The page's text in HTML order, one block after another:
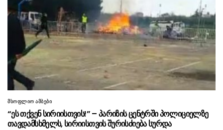
მსოფლიო ამბები
“ეს თქვენ სირიისთვის!” – პარიზის ცენტრში პოლიციელზე
თავდამსხმელს, სირიისთვის შურისძიება სურდა